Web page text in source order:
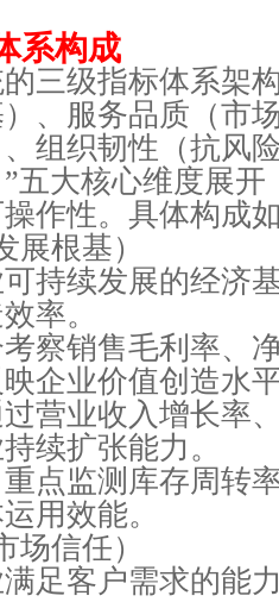
系构成
三级指标体系架
、服务品质（市
组织韧性（抗风
五大核心维度展开
作性。具体构成
展根基）
持续发展的经济
率。
察销售毛利率、
企业价值创造水
营业收入增长率
续扩张能力。
点监测库存周转
用效能。
场信任）
足客户需求的能